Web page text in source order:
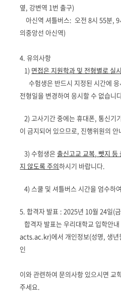
옆, 강변역 1번 출구)
아신역 셔틀버스: 오전 8시 55분,
의중앙선 아신역)
4. 유의사항
1) 면접은 지원학과 및 전형별로 실
수험생은 반드시 지정된 시간에
전형일을 변경하여 응시할 수 없습니
2) 고사기간 중에는 휴대폰, 통신기
이 금지되어 있으므로, 진행위원의
3) 수험생은출신고교 교복, 뺏지 등
지 않도록 주의하시기 바랍니다.
4) 스쿨 및 셔틀버스 시간을 엄수하
5. 합격자 발표 : 2025년 10월 24일(
합격자 발표는 우리대학교 입학안
acts.ac.kr)에서 개인정보(성명, 생
인
이와 관련하여 문의사항 있으시면
주세요.